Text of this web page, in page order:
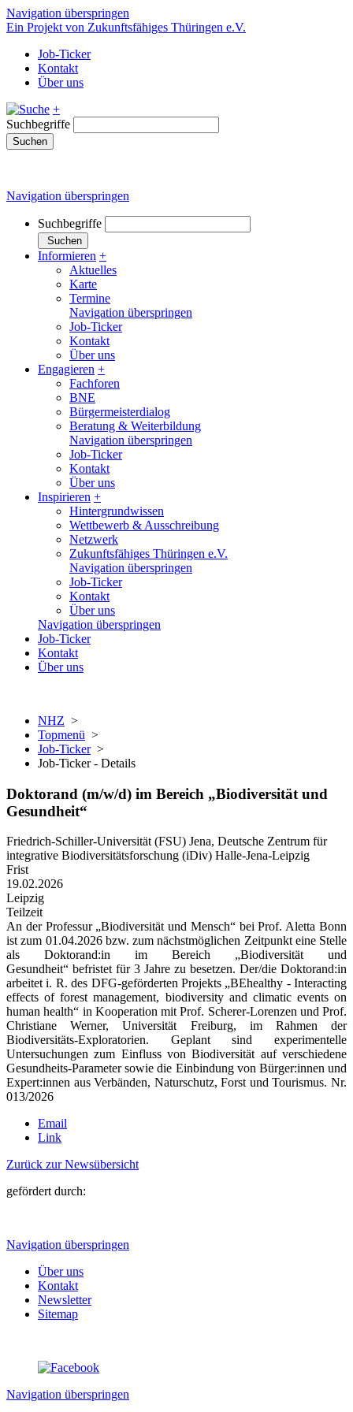
Navigation überspringen
Ein Projekt von Zukunftsfähiges Thüringen e.V.
Job-Ticker
Kontakt
Über uns
+
Suchbegriffe
Suchen
Navigation überspringen
Suchbegriffe
Suchen
Informieren +
Aktuelles
Karte
Termine
Navigation überspringen
Job-Ticker
Kontakt
Über uns
Engagieren +
Fachforen
BNE
Bürgermeisterdialog
Beratung & Weiterbildung
Navigation überspringen
Job-Ticker
Kontakt
Über uns
Inspirieren +
Hintergrundwissen
Wettbewerb & Ausschreibung
Netzwerk
Zukunftsfähiges Thüringen e.V.
Navigation überspringen
Job-Ticker
Kontakt
Über uns
Navigation überspringen
Job-Ticker
Kontakt
Über uns
NHZ >
Topmenü >
Job-Ticker>
Job-Ticker - Details
Doktorand (m/w/d) im Bereich „Biodiversität und
Gesundheit“
Friedrich-Schiller-Universität (FSU) Jena, Deutsche Zentrum für
integrative Biodiversitätsforschung (iDiv) Halle-Jena-Leipzig
Frist
19.02.2026
Leipzig
Teilzeit
An der Professur „Biodiversität und Mensch“ bei Prof. Aletta Bonn
ist zum 01.04.2026 bzw. zum nächstmöglichen Zeitpunkt eine Stelle
als Doktorand:in im Bereich „Biodiversität und
Gesundheit“ befristet für 3 Jahre zu besetzen. Der/die Doktorand:in
arbeitet i. R. des DFG-geförderten Projekts „BEhealthy - Interacting
effects of forest management, biodiversity and climatic events on
human health“ in Kooperation mit Prof. Scherer-Lorenzen und Prof.
Christiane Werner, Universität Freiburg, im Rahmen der
Biodiversitäts-Exploratorien. Geplant sind experimentelle
Untersuchungen zum Einfluss von Biodiversität auf verschiedene
Gesundheits-Parameter sowie die Einbindung von Bürger:innen und
Expert:innen aus Verbänden, Naturschutz, Forst und Tourismus. Nr.
013/2026
Email
Link
Zurück zur Newsübersicht
gefördert durch:
Navigation überspringen
Über uns
Kontakt
Newsletter
Sitemap
Navigation überspringen